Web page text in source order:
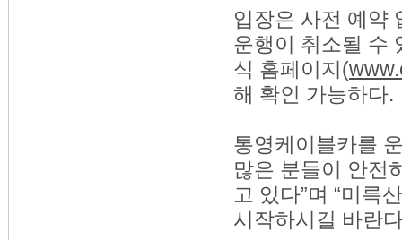
입장은 사전 예약
운행이 취소될 수
식 홈페이지(
해 확인 가능하다.
통영케이블카를
많은 분들이 안전
고 있다”며 “미륵
시작하시길 바란